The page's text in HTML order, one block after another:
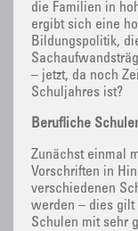
die Familien in
ergibt sich eine
Bildungspolitik,
– jetzt, da noch
Schuljahres ist?
Berufliche
Zunächst einmal
Vorschriften in
verschiedenen
werden – dies gilt
Schulen mit sehr